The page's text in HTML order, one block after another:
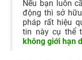
Nếu bạn luôn
động thì sở
pháp rất hiệu
tin này cụ thể
không giới hạn